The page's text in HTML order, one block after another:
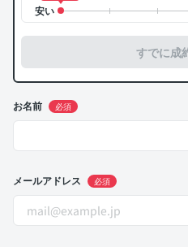
すでに成
お名前 必須
メールアドレス 必須